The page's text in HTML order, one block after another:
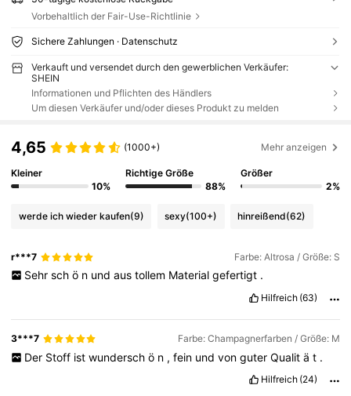
Vorbehaltlich der Fair-Use-Richtlinie
Sichere Zahlungen · Datenschutz
Verkauft und versendet durch den gewerblichen Verkäufer:
SHEIN
Informationen und Pflichten des Händlers
Um diesen Verkäufer und/oder dieses Produkt zu melden
4,65 (1000+) Mehr anzeigen
Kleiner
10%
Richtige Größe
88%
Größer
2%
werde ich wieder kaufen(9) sexy(100+) hinreißend(62)
r***7 Farbe: Altrosa / Größe: S
Sehr sch ö n und aus tollem Material gefertigt .
Hilfreich (63)
3***7 Farbe: Champagnerfarben / Größe: M
Der Stoff ist wundersch ö n , fein und von guter Qualit ä t .
Hilfreich (24)